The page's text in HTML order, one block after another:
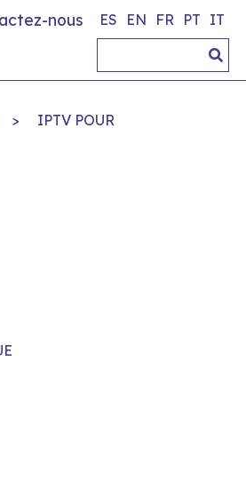
nous ES EN FR PT IT
>
IPTV POUR